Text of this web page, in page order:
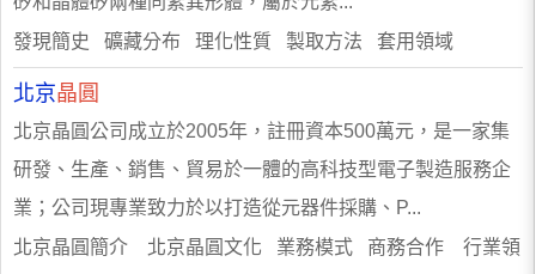
發現簡史 礦藏分布 理化性質 製取方法 套用領域
北京晶圓
北京晶圓公司成立於2005年，註冊資本500萬元，是一家集
研發、生產、銷售、貿易於一體的高科技型電子製造服務企
業；公司現專業致力於以打造從元器件採購、P...
北京晶圓簡介 北京晶圓文化 業務模式 商務合作 行業領